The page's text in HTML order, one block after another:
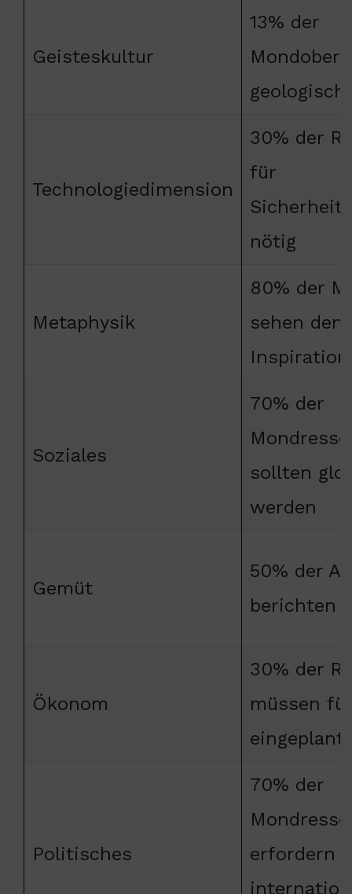
Geisteskultur
13% der
Technologiedimension
30% der
für
nötig
Metaphysik
80% der
sehen den
Soziales
70% der
sollten
werden
Gemüt
50% der
berichten
Ökonom
30% der
müssen
eingeplant
Politisches
70% der
erfordern